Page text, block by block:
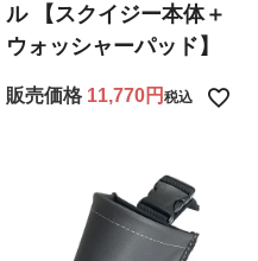
ル 【スクイジー本体＋
ウォッシャーパッド】
販売価格 11,770 税込